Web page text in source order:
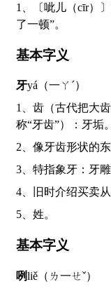
1、〔呲儿（cīr）〕方言，斥责，申斥，如“我被爸爸呲呲
了一顿”。
基本字义
牙yá（一ㄚˊ）
1、齿（古代把大齿称为“牙”，现在“牙”是齿的通称，亦
称“牙齿”）：牙垢
2、像牙齿形状的
3、特指象牙：牙雕
4、旧时介绍买
5、姓。
基本字义
咧liě（ㄌ一ㄝˇ）